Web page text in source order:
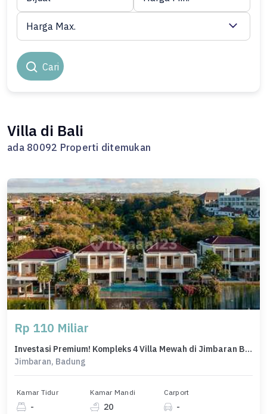
Cari
Harga Max.
Villa di Bali
ada 80092 Properti ditemukan
Rp 110 Miliar
Investasi Premium! Kompleks 4 Villa Mewah di Jimbaran Bali - View Eksotis & Fasilitas Lengkap
Jimbaran, Badung
Kamar Tidur
-
Kamar Mandi
20
Carport
-